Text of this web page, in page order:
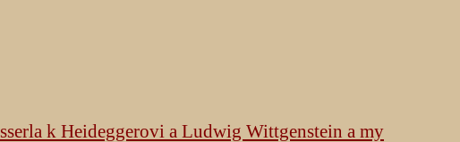
k Heideggerovi a Ludwig Wittgenstein a my